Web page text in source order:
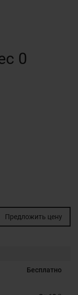
0
Предложить цену
Бесплатно